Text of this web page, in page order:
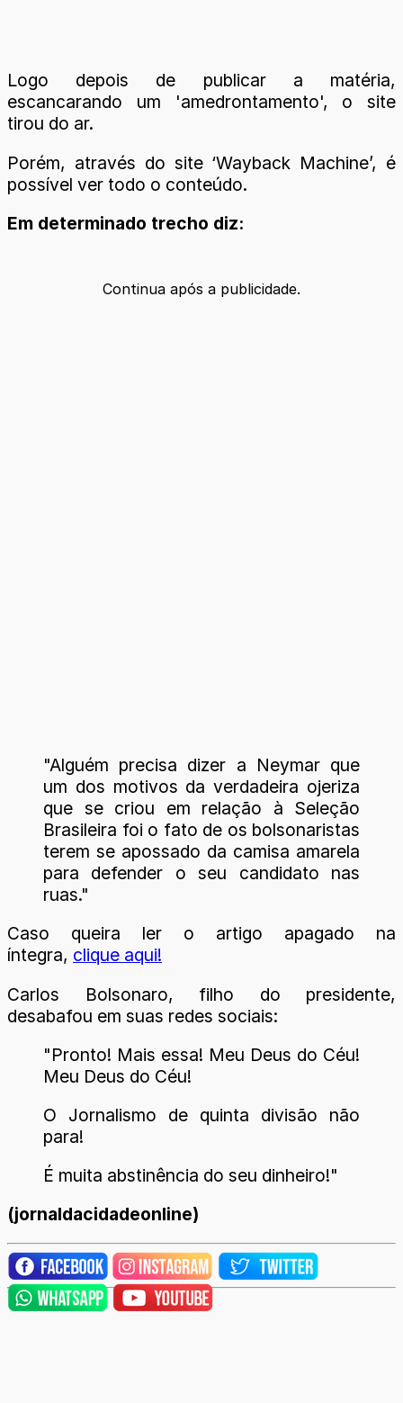
Logo depois de publicar a matéria,
escancarando um 'amedrontamento', o site
tirou do ar.
Porém, através do site ‘Wayback Machine’, é
possível ver todo o conteúdo.
Em determinado trecho diz:
Continua após a publicidade.
"Alguém precisa dizer a Neymar que
um dos motivos da verdadeira ojeriza
que se criou em relação à Seleção
Brasileira foi o fato de os bolsonaristas
terem se apossado da camisa amarela
para defender o seu candidato nas
ruas."
Caso queira ler o artigo apagado na
íntegra, clique aqui!
Carlos Bolsonaro, filho do presidente,
desabafou em suas redes sociais:
"Pronto! Mais essa! Meu Deus do Céu!
Meu Deus do Céu!
O Jornalismo de quinta divisão não
para!
É muita abstinência do seu dinheiro!"
(jornaldacidadeonline)